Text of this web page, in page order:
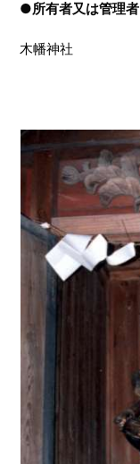
●所有者又は管理者
木幡神社